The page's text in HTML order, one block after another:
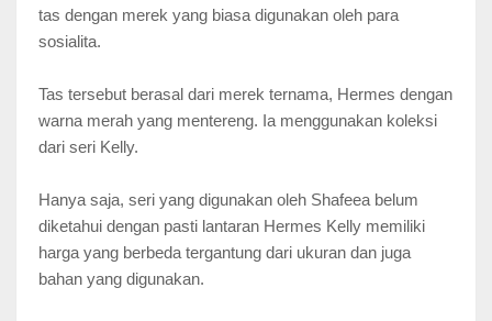
tas dengan merek yang biasa digunakan oleh para
sosialita.
Tas tersebut berasal dari merek ternama, Hermes dengan
warna merah yang mentereng. Ia menggunakan koleksi
dari seri Kelly.
Hanya saja, seri yang digunakan oleh Shafeea belum
diketahui dengan pasti lantaran Hermes Kelly memiliki
harga yang berbeda tergantung dari ukuran dan juga
bahan yang digunakan.